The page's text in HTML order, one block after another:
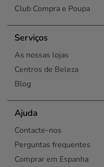
Club Compra e Poupa
Serviços
As nossas lojas
Centros de Beleza
Blog
Ajuda
Contacte-nos
Perguntas frequentes
Comprar em Espanha